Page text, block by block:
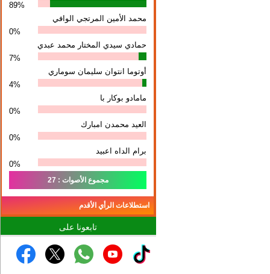
89%
محمد الأمين المرتجي الوافي
0%
حمادي سيدي المختار محمد عبدي
7%
أوتوما انتوان سلیمان سوماري
4%
مامادو بوكار با
0%
العيد محمدن امبارك
0%
برام الداه اعبيد
0%
مجموع الأصوات : 27
استطلاعات الرأي الأقدم
تابعونا على